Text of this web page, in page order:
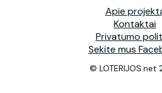
Apie
Kontaktai
Privatumo
Sekite mus
© LOTERIJOS.net